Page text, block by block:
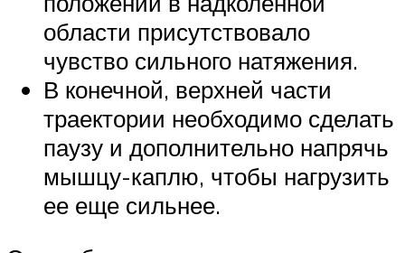
области присутствовало
чувство сильного натяжения.
В конечной, верхней части
траектории необходимо сделать
паузу и дополнительно напрячь
мышцу-каплю, чтобы нагрузить
ее еще сильнее.